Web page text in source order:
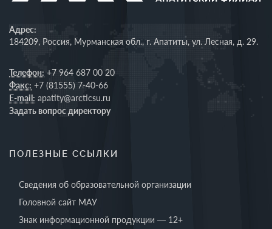
Адрес:
184209, Россия, Мурманская обл., г. Апатиты, ул. Лесная, д. 29.
Телефон: +7 964 687 00 20
Факс: +7 (81555) 7-40-66
E-mail: apatity@arcticsu.ru
Задать вопрос директору
ПОЛЕЗНЫЕ ССЫЛКИ
Сведения об образовательной организации
Головной сайт МАУ
Знак информационной продукции — 12+